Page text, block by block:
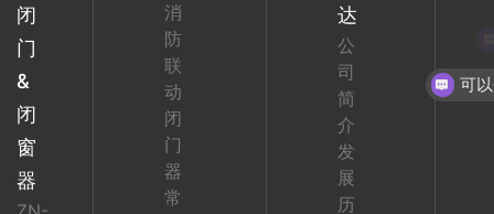
闭
门
&
闭
窗
器
消
防
联
动
闭
门
器
常
达
公
司
简
介
发
展
历